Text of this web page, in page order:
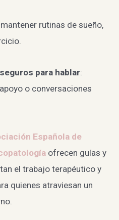
rutinas de sueño,
para hablar:
o conversaciones
Española de
ofrecen guías y
el trabajo terapéutico y
quienes atraviesan un